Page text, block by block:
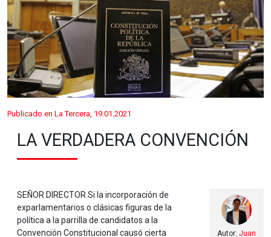
Publicado en La Tercera, 19.01.2021
LA VERDADERA CONVENCIÓN
Autor: Juan
SEÑOR DIRECTOR Si la incorporación de
exparlamentarios o clásicas figuras de la
política a la parrilla de candidatos a la
Convención Constitucional causó cierta